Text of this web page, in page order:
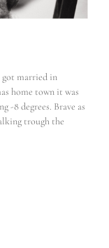
got married in
home town it was
-8 degrees. Brave as
trough the